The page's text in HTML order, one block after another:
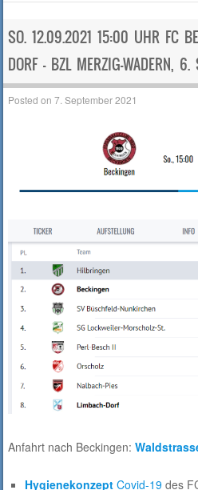
SO. 12.09.2021 15:00 UHR FC
DORF – BZL MERZIG-WADERN, 6.
Posted on7. September 2021
Anfahrt nach Beckingen:
Hygienekonzept Covid-19 des